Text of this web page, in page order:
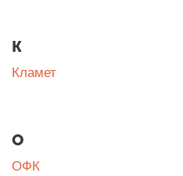
К
Кламет
О
ОФК